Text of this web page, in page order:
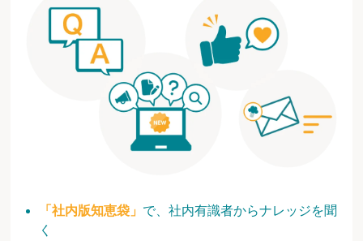
「社内版知恵袋」 で、社内有識者からナレッジを聞
く